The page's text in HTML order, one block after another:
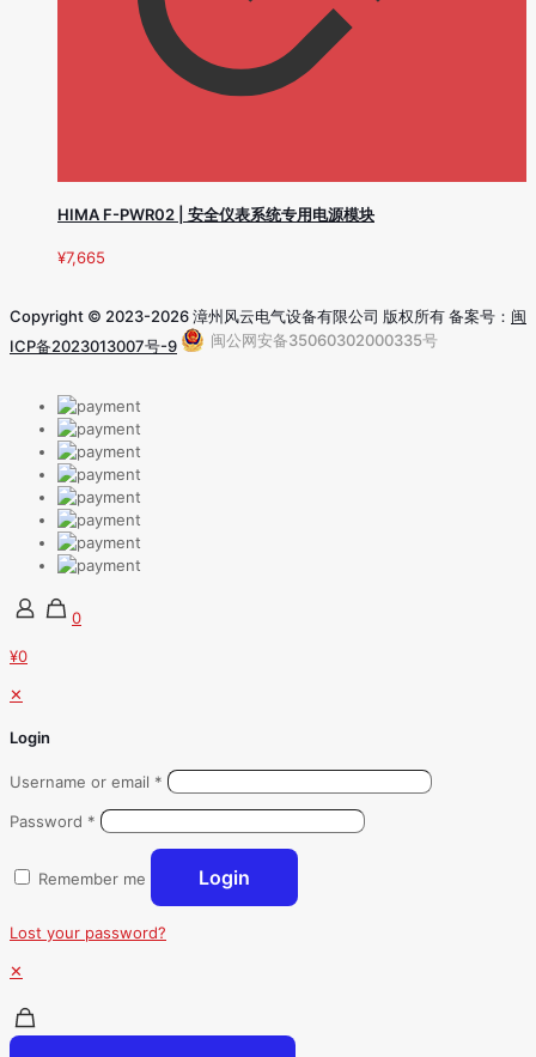
HIMA F-PWR02 | 安全仪表系统专用电源模块
¥7,665
Copyright © 2023-2026 漳州风云电气设备有限公司 版权所有 备案号： 闽
ICP备2023013007号-9
闽公网安备35060302000335号
0
¥0
✕
Login
Username or email *
Password *
Remember me Login
Lost your password?
✕